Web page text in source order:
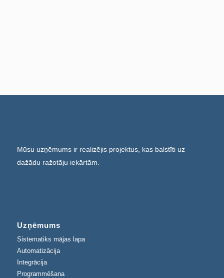
Mūsu uzņēmums ir realizējis projektus, kas balstīti uz
dažādu ražotāju iekārtām.
Uzņēmums
Sistematiks mājas lapa
Automatizācija
Integrācija
Programmēšana